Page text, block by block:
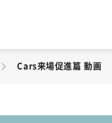
Cars来場促進篇 動画